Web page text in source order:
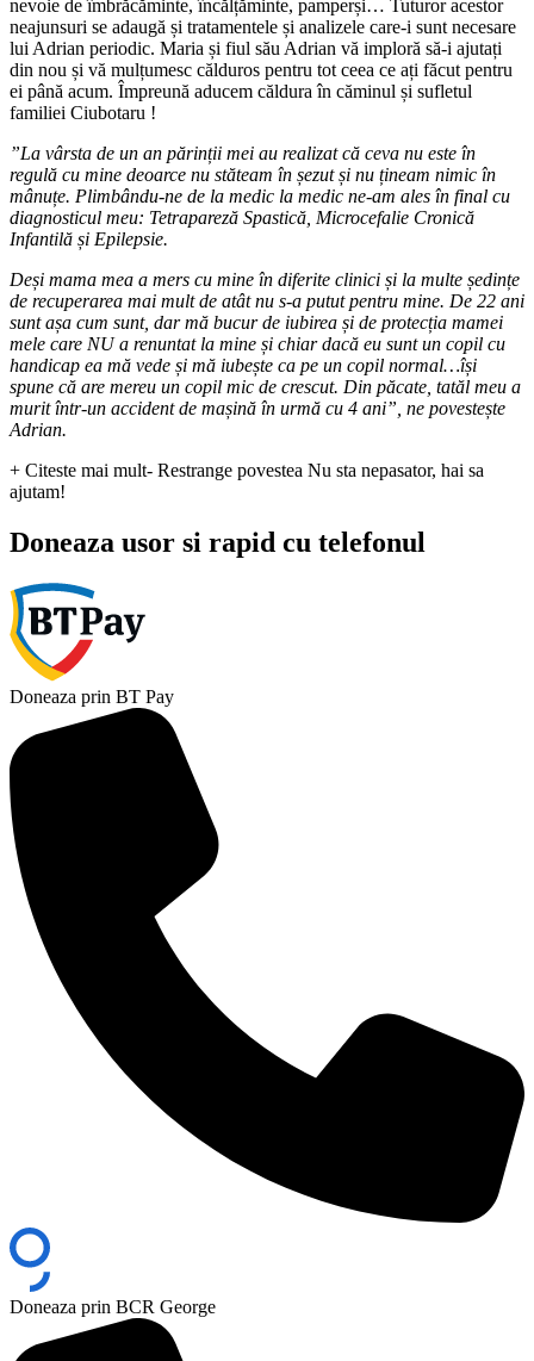
nevoie de îmbrăcăminte, încălțăminte, pamperși… Tuturor acestor
neajunsuri se adaugă și tratamentele și analizele care-i sunt necesare
lui Adrian periodic. Maria și fiul său Adrian vă imploră să-i ajutați
din nou și vă mulțumesc călduros pentru tot ceea ce ați făcut pentru
ei până acum. Împreună aducem căldura în căminul și sufletul
familiei Ciubotaru !
”La vârsta de un an părinții mei au realizat că ceva nu este în
regulă cu mine deoarce nu stăteam în șezut și nu țineam nimic în
mânuțe. Plimbându-ne de la medic la medic ne-am ales în final cu
diagnosticul meu: Tetrapareză Spastică, Microcefalie Cronică
Infantilă și Epilepsie.
Deși mama mea a mers cu mine în diferite clinici și la multe ședințe
de recuperarea mai mult de atât nu s-a putut pentru mine. De 22 ani
sunt așa cum sunt, dar mă bucur de iubirea și de protecția mamei
mele care NU a renuntat la mine și chiar dacă eu sunt un copil cu
handicap ea mă vede și mă iubește ca pe un copil normal…își
spune că are mereu un copil mic de crescut. Din păcate, tatăl meu a
murit într-un accident de mașină în urmă cu 4 ani”, ne povestește
Adrian.
+ Citeste mai mult- Restrange povestea Nu sta nepasator, hai sa
ajutam!
Doneaza usor si rapid cu telefonul
Doneaza prin BT Pay
Doneaza prin BCR George